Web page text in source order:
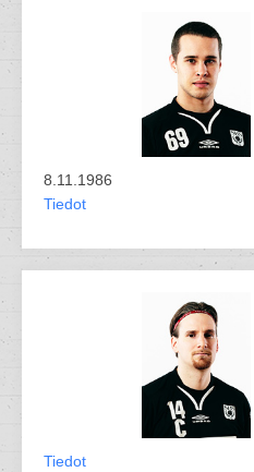
8.11.1986
Tiedot
Tiedot